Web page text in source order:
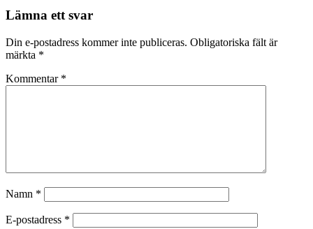
Lämna ett svar
Din e-postadress kommer inte publiceras. Obligatoriska fält är
märkta *
Kommentar *
Namn *
E-postadress *